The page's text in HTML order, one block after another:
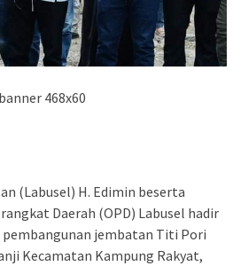
(Labusel) H. Edimin beserta
Daerah (OPD) Labusel hadir
jembatan Titi Pori
Kecamatan Kampung Rakyat,